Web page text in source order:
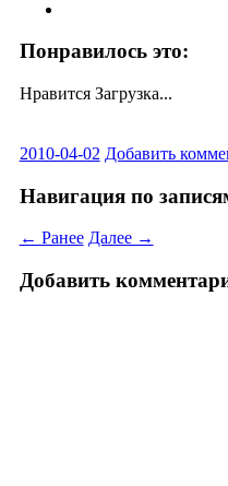
Понравилось это:
Нравится Загрузка...
2010-04-02 Добавить
Навигация по
← Ранее Далее →
Добавить